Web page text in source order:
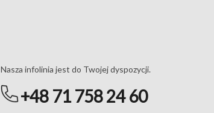
Nasza infolinia jest do Twojej dyspozycji.
+48 71 758 24 60